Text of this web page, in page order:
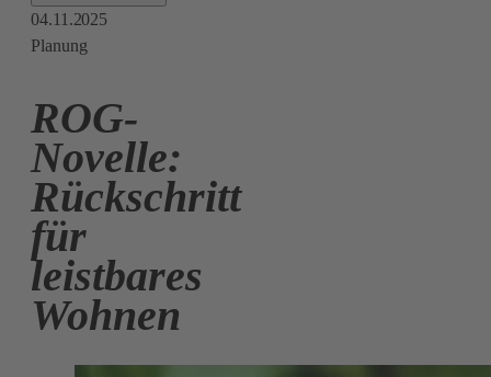
04.11.2025
Planung
ROG-
Novelle:
Rückschritt
für
leistbares
Wohnen